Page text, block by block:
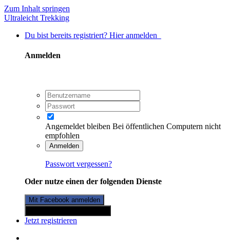
Zum Inhalt springen
Ultraleicht Trekking
Du bist bereits registriert? Hier anmelden
Anmelden
Angemeldet bleiben Bei öffentlichen Computern nicht
empfohlen
Anmelden
Passwort vergessen?
Oder nutze einen der folgenden Dienste
Mit Facebook anmelden
Jetzt registrieren